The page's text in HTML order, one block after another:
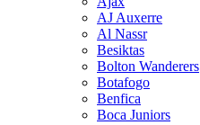
AJ Auxerre
Al Nassr
Besiktas
Bolton Wanderers
Botafogo
Benfica
Boca Juniors